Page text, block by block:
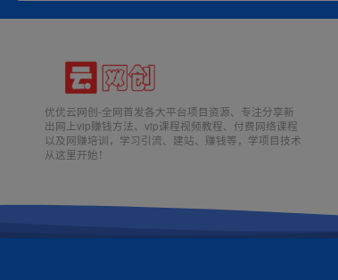
优优云网创-全网首发各大平台项目资源、专注分享新
出网上vip赚钱方法、vip课程视频教程、付费网络课程
以及网赚培训，学习引流、建站、赚钱等，学项目技术
从这里开始！